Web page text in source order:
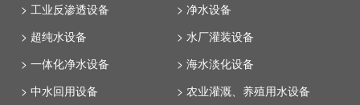
> 工业反渗透设备
> 净水设备
> 超纯水设备
> 水厂灌装设备
> 一体化净水设备
> 海水淡化设备
> 中水回用设备
> 农业灌溉、养殖用水设备